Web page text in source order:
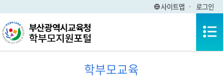
사이트맵 로그인
전체메뉴
학부모교육